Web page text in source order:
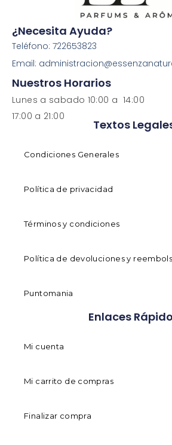
¿Necesita Ayuda?
Teléfono: 722653823
Email:
Nuestros Horarios
Lunes a sabado 10:00 a 14:00
17:00 a 21:00
Textos
Condiciones Generales
Política de privacidad
Términos y condiciones
Política de devoluciones y
Puntomania
Enlaces
Mi cuenta
Mi carrito de compras
Finalizar compra